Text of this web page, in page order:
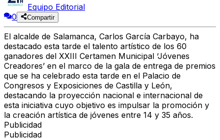
Equipo Editorial
0
Compartir
El alcalde de Salamanca, Carlos García Carbayo, ha
destacado esta tarde el talento artístico de los 60
ganadores del XXIII Certamen Municipal ‘Jóvenes
Creadores’ en el marco de la gala de entrega de premios
que se ha celebrado esta tarde en el Palacio de
Congresos y Exposiciones de Castilla y León,
destacando la proyección nacional e internacional de
esta iniciativa cuyo objetivo es impulsar la promoción y
la creación artística de jóvenes entre 14 y 35 años.
Publicidad
Publicidad